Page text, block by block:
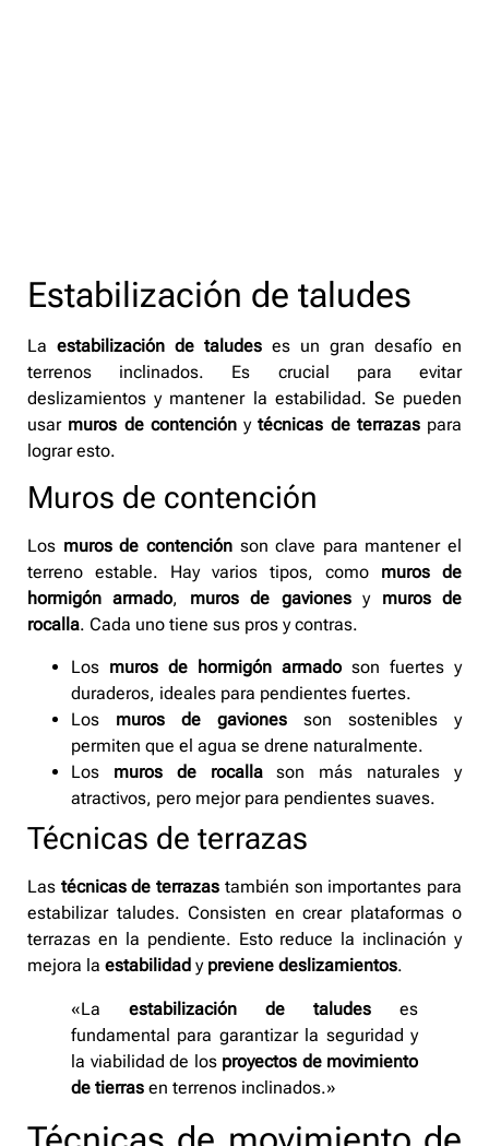
Estabilización de taludes
La estabilización de taludes es un gran desafío en
terrenos inclinados. Es crucial para evitar
deslizamientos y mantener la estabilidad. Se pueden
usar muros de contenciónytécnicas de terrazaspara
lograr esto.
Muros de contención
Los muros de contenciónson clave para mantener el
terreno estable. Hay varios tipos, como muros de
hormigón armado, muros de gavionesy muros de
rocalla. Cada uno tiene sus pros y contras.
Los muros de hormigón armado son fuertes y
duraderos, ideales para pendientes fuertes.
Los muros de gaviones son sostenibles y
permiten que el agua se drene naturalmente.
Los muros de rocallason más naturales y
atractivos, pero mejor para pendientes suaves.
Técnicas de terrazas
Las técnicas de terrazas también son importantes para
estabilizar taludes. Consisten en crear plataformas o
terrazas en la pendiente. Esto reduce la inclinación y
mejora la estabilidad y previene deslizamientos.
«La estabilización de taludes es
fundamental para garantizar la seguridad y
la viabilidad de los proyectos de movimiento
de tierras en terrenos inclinados.»